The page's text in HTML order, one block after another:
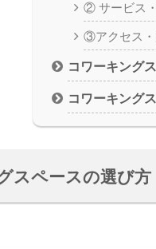
② サービス
③アクセス・
コワーキング
コワーキング
スペースの選び方